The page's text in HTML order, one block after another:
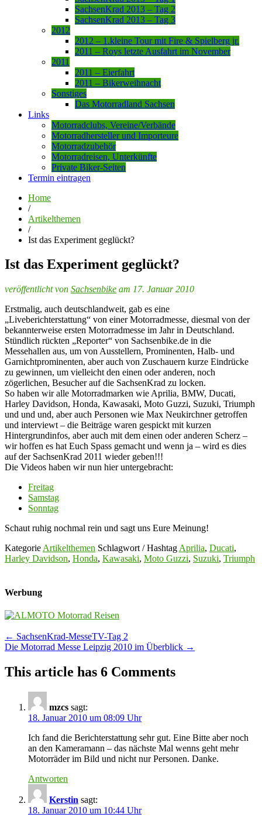
SachsenKrad 2013 – Tag 2
SachsenKrad 2013 – Tag 3
2012
2012 – 1.kleine Tour mit Fire & Spielberg jr.
2011 – Roys letzte Ausfahrt im November
2011
2011 – Eierfahrt
2011 – Bikerweihnacht
Sonstiges
Das Motorradland Sachsen
Links
Motorradclubs, Vereine/Verbände
Motorradhersteller und Importeure
Motorradzubehör
Motorradreisen, Unterkünfte
Private Biker-Seiten
Termin eintragen
Home
/
Artikelthemen
/
Ist das Experiment geglückt?
Ist das Experiment geglückt?
veröffentlicht von Sachsenbike am 17. Januar 2010
Erstmalig, auch deutschlandweit, gab es eine
„Liveberichterstattung“ von einer Motorradmesse, diesmal von der
bekannterweise ersten Motorradmesse im Jahr in Deutschland.
Stündlich rückten „Reporter“ von Sachsenbike.de in die
Messehallen aus, um von Ausstellern, Prominenten, Halb- und
Garnichtprominenten, aber auch von Zuschauern kurze Eindrücke
zu gewinnen, um vielleicht den einen oder anderen, noch
zögerlichen, Besucher auf die SachsenKrad zu locken.
So haben wir alle Motorradmarken wie Aprilia, BMW, Ducati,
Harley Davidson, Honda, Kawasaki, Moto Guzzi, Suzuki, Triumph
und und und, aber auch Personen wie Max Neukirchner getroffen
und interviewt – die Beiträge waren gespickt mit kurzen
Hintergrundinfos, aber auch mit dem einen oder anderen Scherz –
wir hoffen es hat Euch Spass gemacht und wenn ja – wird es dies
auf der SachsenKrad 2011 wieder geben!!!
Die Videos haben wir nun hier untergebracht:
Freitag
Samstag
Sonntag
Schaut ruhig nochmal rein und sagt uns Eure Meinung!
Kategorie Artikelthemen Schlagwort / Hashtag Aprilia, Ducati,
Harley Davidson, Honda, Kawasaki, Moto Guzzi, Suzuki, Triumph
Werbung
Post
navigation
← SachsenKrad-MesseTV-Tag 2
Die Motorrad Messe Leipzig 2010 im Überblick →
This article has 6 Comments
mzcs sagt:
18. Januar 2010 um 08:09 Uhr
Ich fand die Berichterstattung sehr gut. Eine Bitte aber noch
an den Kameramann – das nächste Mal wenns geht mehr
Motorräder im Bild und nicht nur Personen. Danke.
Antworten
Kerstin sagt:
18. Januar 2010 um 10:44 Uhr